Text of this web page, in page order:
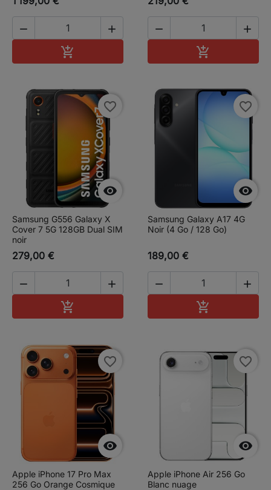
 

 


favorite_border
Samsung G556 Galaxy X
Cover 7 5G 128GB Dual SIM
noir
279,00 €
 


favorite_border
Samsung Galaxy A17 4G
Noir (4 Go / 128 Go)
189,00 €
 


favorite_border
Apple iPhone 17 Pro Max
256 Go Orange Cosmique

favorite_border
Apple iPhone Air 256 Go
Blanc nuage